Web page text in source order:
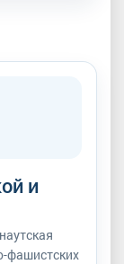
и
фашистских